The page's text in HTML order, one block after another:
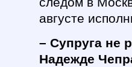
августе
– Супруга не
Надежде